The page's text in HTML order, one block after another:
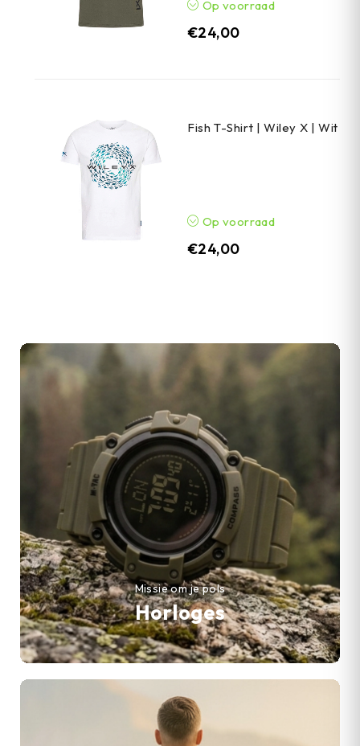
Op voorraad
€24,00
Fish T-Shirt | Wiley X | Wit
Op voorraad
€24,00
Horloges
Missie om je pols